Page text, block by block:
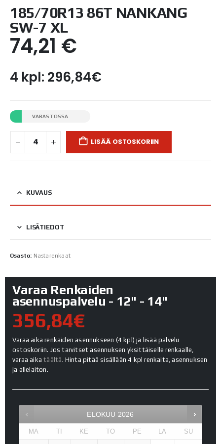
185/70R13 86T NANKANG
SW-7 XL
74,21 €
4 kpl: 296,84€
VARASTOSSA
LISÄÄ OSTOSKORIIN
KUVAUS
LISÄTIEDOT
Osasto: Nastarenkaat
Varaa Renkaiden
asennuspalvelu - 12" - 14"
356,84€
Varaa aika renkaiden asennukseen (4 kpl) ja lisää palvelu
ostoskoriin. Jos tarvitset asennuksen yksittäiselle renkaalle,
varaa aikatäältä. Hinta pitää sisällään 4 kpl renkaita, asennuksen
ja allelaiton.
ELOKUU 2026
MA TI KE TO PE LA SU